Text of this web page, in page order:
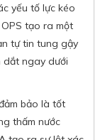
yếu tố lực kéo
tạo ra một
tự tin tung gậy
dắt ngay dưới
bảo là tốt
thấm nước